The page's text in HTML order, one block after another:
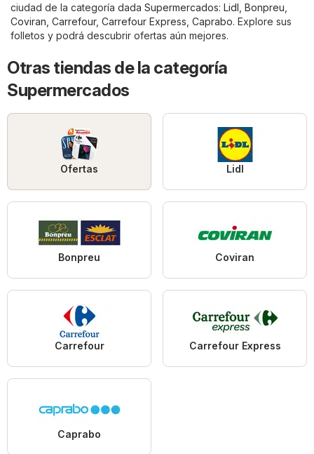
ciudad de la categoría dada Supermercados: Lidl Bonpreu
Coviran Carrefour, Carrefour Express Caprabo. Explore sus
folletos y podrá descubrir ofertas aún mejores.
Otras tiendas de la categoría
Supermercados
Ofertas Lidl
Bonpreu Coviran
Carrefour Carrefour Express
Caprabo